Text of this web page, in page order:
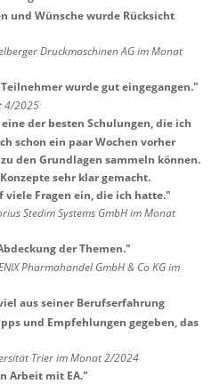
und Wünsche wurde Rücksicht
Druckmaschinen AG im Monat
wurde gut eingegangen."
4/2025
der besten Schulungen, die ich
schon ein paar Wochen vorher
den Grundlagen sammeln können.
sehr klar gemacht.
Fragen ein, die ich hatte."
Stedim Systems GmbH im Monat
der Themen."
Pharmahandel GmbH & Co KG im
aus seiner Berufserfahrung
und Empfehlungen gegeben, das
Trier im Monat 2/2024
Arbeit mit EA."